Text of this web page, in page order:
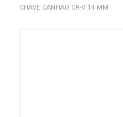
CHAVE CANHAO CR-V 14 MM